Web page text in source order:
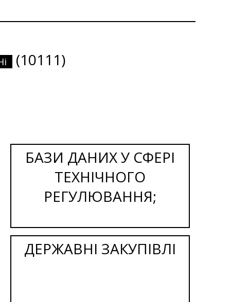
(10111)
БАЗИ ДАНИХ У СФЕРІ
ТЕХНІЧНОГО
РЕГУЛЮВАННЯ;
ДЕРЖАВНІ ЗАКУПІВЛІ